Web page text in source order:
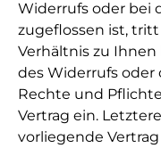
Widerrufs oder bei
zugeflossen ist,
Verhältnis zu
des Widerrufs oder
Rechte und
Vertrag ein.
vorliegende